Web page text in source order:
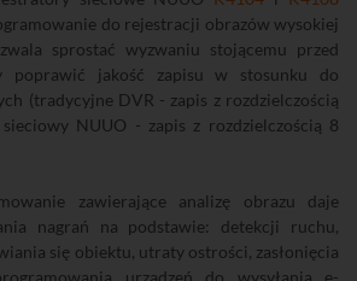
do rejestracji obrazów wysokiej
sprostać wyzwaniu stojącemu przed
jakość zapisu w stosunku do
(tradycyjne DVR - zapis z rozdzielczością
NUUO - zapis z rozdzielczością 8
zawierające analizę obrazu daje
nagrań na podstawie: detekcji ruchu,
się obiektu, utraty ostrości, zasłonięcia